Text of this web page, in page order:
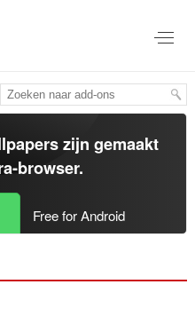
zijn gemaakt
browser.
Free for Android